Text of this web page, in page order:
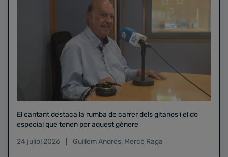
El cantant destaca la rumba de carrer dels gitanos i el do
especial que tenen per aquest gènere
24 juliol 2026
Guillem Andrés, Mercè Raga